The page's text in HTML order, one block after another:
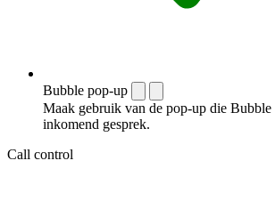
Bubble pop-up
Maak gebruik van de pop-up die Bubble
inkomend gesprek.
Call control